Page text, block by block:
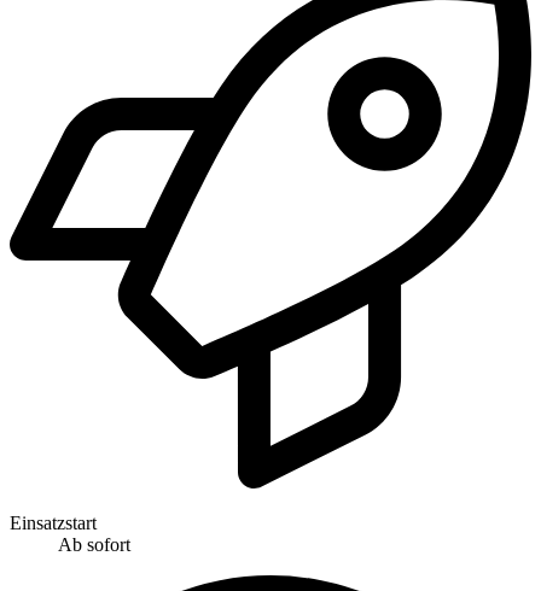
Einsatzstart
Ab sofort